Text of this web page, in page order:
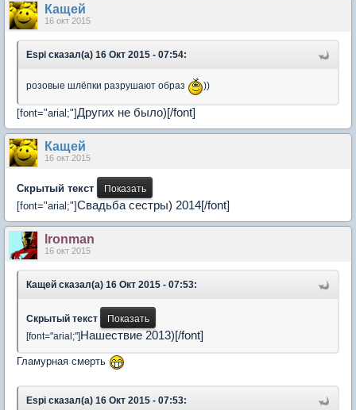
Кащей
16 окт 2015
Espi сказал(а) 16 Окт 2015 - 07:54:
розовые шлёпки разрушают образ ))
[font="arial;"]Других не было)[/font]
Кащей
16 окт 2015
Скрытый текст
[font="arial;"]Свадьба сестры) 2014[/font]
lronman
16 окт 2015
Кащей сказал(а) 16 Окт 2015 - 07:53:
Скрытый текст
[font="arial;"] Нашествие 2013)[/font]
Гламурная смерть
Espi сказал(а) 16 Окт 2015 - 07:53: